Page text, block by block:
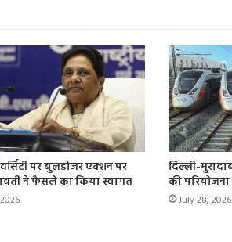
पर बुलडोजर एक्शन पर
ने फैसले का किया स्वागत
दिल्ली-
की
July 28, 2026